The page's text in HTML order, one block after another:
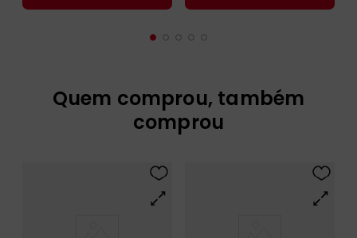
Quem comprou, também
comprou